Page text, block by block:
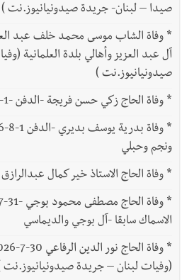
صيدا – لبنان- جريدة صيدونيانيوز.نت )
*
آل عبد العزيز وأهالي بلدة العلمانية
صيدونيانيوز.نت )
*وفاة الحاج زكي حسن فريجة -الدفن -1-8-2026
*
ونجم وحبلي
*وفاة الحاج الاستاذ خير كمال عبدالرازق (أبو
*
الاسماك سابقا -آل بوجي والديماسي
*
(وفيات لبنان – جريدة صيدونيانيوز.نت